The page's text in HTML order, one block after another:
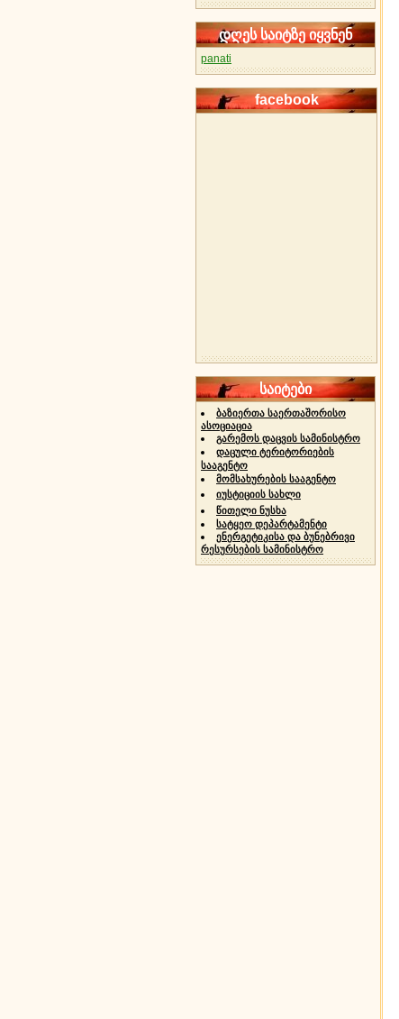
დღეს საიტზე იყვნენ
panati
facebook
საიტები
ბაზიერთა საერთაშორისო
ასოციაცია
გარემოს დაცვის სამინისტრო
დაცული ტერიტორიების
სააგენტო
მომსახურების სააგენტო
იუსტიციის სახლი
წითელი ნუსხა
სატყეო დეპარტამენტი
ენერგეტიკისა და ბუნებრივი
რესურსების სამინისტრო